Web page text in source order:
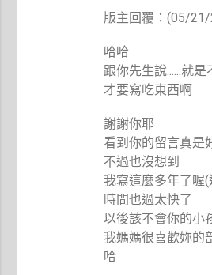
版主回覆：(05/21/
哈哈
跟你先生說......就
才要寫吃東西啊
謝謝你耶
看到你的留言真是
不過也沒想到
我寫這麼多年了喔(
時間也過太快了
以後該不會你的小
我媽媽很喜歡妳的
哈